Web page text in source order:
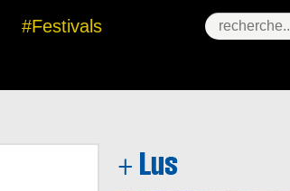
#Festivals